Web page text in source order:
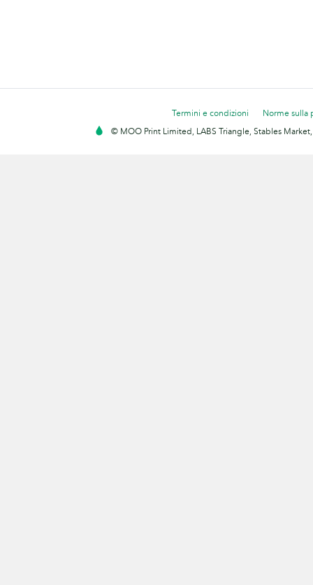
Termini e condizioni
Norme sulla
© MOO Print Limited, LABS Triangle, Stables